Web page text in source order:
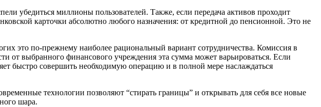
убедиться миллионы пользователей. Также, если передача активов проходит
карточки абсолютно любого назначения: от кредитной до пенсионной. Это не
это по-прежнему наиболее рациональный вариант сотрудничества. Комиссия в
от выбранного финансового учреждения эта сумма может варьироваться. Если
быстро совершить необходимую операцию и в полной мере наслаждаться
технологии позволяют “стирать границы” и открывать для себя все новые
шара.